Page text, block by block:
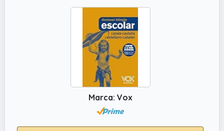
Marca: Vox